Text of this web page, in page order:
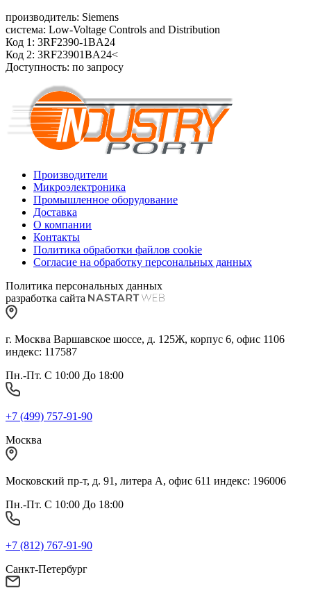
производитель: Siemens
система: Low-Voltage Controls and Distribution
Код 1: 3RF2390-1BA24
Код 2: 3RF23901BA24<
Доступность: по запросу
Производители
Микроэлектроника
Промышленное оборудование
Доставка
О компании
Контакты
Политика обработки файлов cookie
Согласие на обработку персональных данных
Политика персональных данных
разработка сайта
г. Москва Варшавское шоссе, д. 125Ж, корпус 6, офис 1106
индекс: 117587
Пн.-Пт. С 10:00 До 18:00
+7 (499) 757-91-90
Москва
Московский пр-т, д. 91, литера А, офис 611 индекс: 196006
Пн.-Пт. С 10:00 До 18:00
+7 (812) 767-91-90
Санкт-Петербург